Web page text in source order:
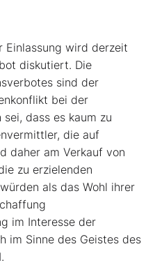
Einlassung wird derzeit
diskutiert. Die
sind der
bei der
dass es kaum zu
die auf
daher am Verkauf von
zu erzielenden
als das Wohl ihrer
im Interesse der
im Sinne des Geistes des